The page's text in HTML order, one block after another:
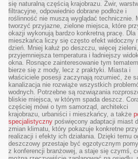
się naturalną częścią krajobrazu. Żwir,
filtracyjne, odpowiednio dobrane podłoże i
roślinność nie muszą wyglądać technicznie.
tworzyć przyjazne, zielone miejsca, które
okazji wykonują bardzo konkretną pracę. Dla
mieszkańca liczy się często efekt widoczny
dzień. Mniej kałuż po deszczu, więcej zieleni,
przyjemniejsza temperatura i ładniejszy
okna. Rosnące zainteresowanie tym
bierze się z mody, lecz z praktyki. Miasta i
właściciele posesji zaczynają rozumieć, że
kanalizacja nie rozwiąże wszystkich
wodnych. Potrzebne są rozwiązania
bliskie miejsca, w którym spada deszcz.
częściej mówi o tym samorząd, architekci
krajobrazu, urbaniści i mieszkańcy, a także
specjalistyczny poświęcony adaptacji miast
zmian klimatu, który pokazuje konkretne
realizacji i efekty ich działania. Dzięki temu
deszczowy przestaje być egzotycznym
z konferencji branżowej, a staje się czymś,